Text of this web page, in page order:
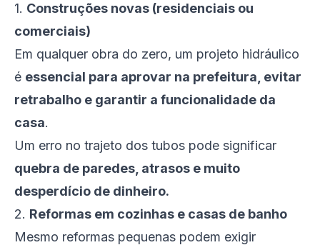
1. Construções novas (residenciais ou
comerciais)
Em qualquer obra do zero, um projeto hidráulico
é essencial para aprovar na prefeitura, evitar
retrabalho e garantir a funcionalidade da
casa.
Um erro no trajeto dos tubos pode significar
quebra de paredes, atrasos e muito
desperdício de dinheiro.
2. Reformas em cozinhas e casas de banho
Mesmo reformas pequenas podem exigir